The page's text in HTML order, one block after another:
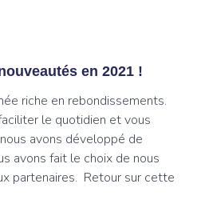
en 2021 !
riche en rebondissements.
le quotidien et vous
avons développé de
avons fait le choix de nous
partenaires. Retour sur cette